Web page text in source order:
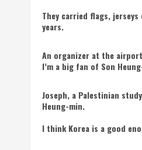
They carried flags,
years.
An organizer at the airport
I’m a big fan of Son
Joseph, a Palestinian
Heung-min.
I think Korea is a good